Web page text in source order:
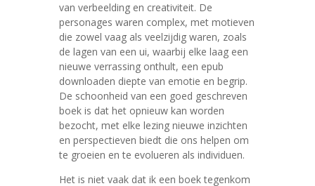
van verbeelding en creativiteit. De
personages waren complex, met motieven
die zowel vaag als veelzijdig waren, zoals
de lagen van een ui, waarbij elke laag een
nieuwe verrassing onthult, een epub
downloaden diepte van emotie en begrip.
De schoonheid van een goed geschreven
boek is dat het opnieuw kan worden
bezocht, met elke lezing nieuwe inzichten
en perspectieven biedt die ons helpen om
te groeien en te evolueren als individuen.
Het is niet vaak dat ik een boek tegenkom